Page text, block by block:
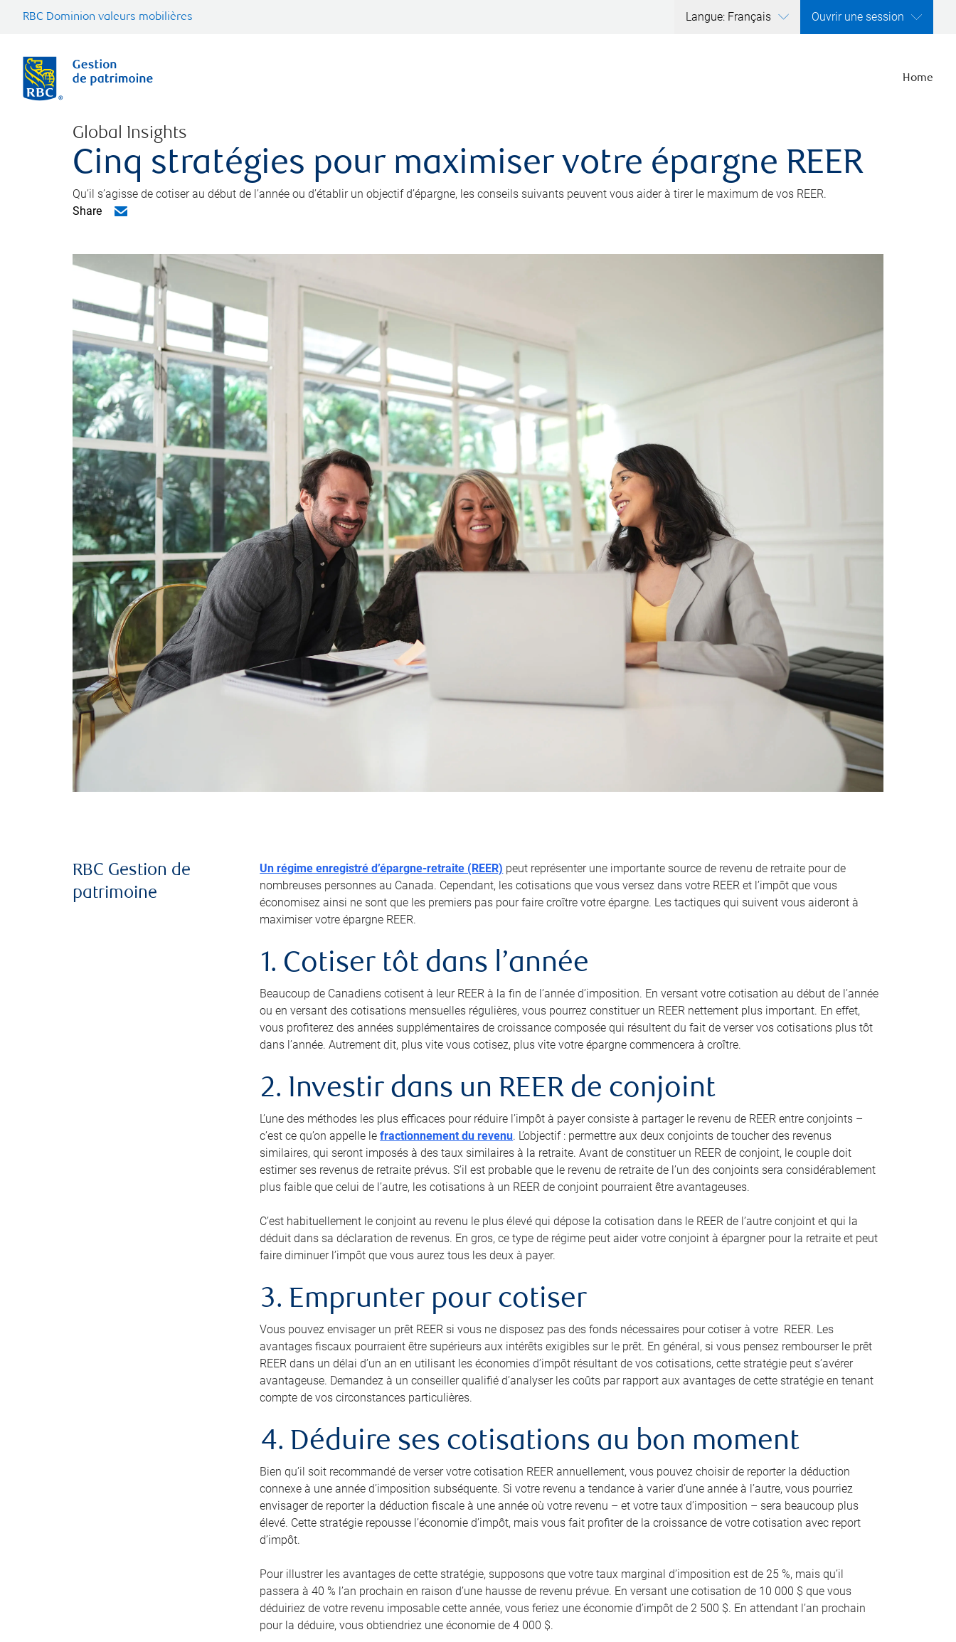
RBC Dominion valeurs mobilières Langue: Français Ouvrir une session
Home
Global Insights
Cinq stratégies pour maximiser votre épargne REER
Qu’il s’agisse de cotiser au début de l’année ou d’établir un objectif d’épargne, les conseils suivants peuvent vous aider à tirer le maximum de vos REER.
Share
RBC Gestion de
patrimoine
Un régime enregistré d’épargne-retraite (REER) peut représenter une importante source de revenu de retraite pour de
nombreuses personnes au Canada. Cependant, les cotisations que vous versez dans votre REER et l’impôt que vous
économisez ainsi ne sont que les premiers pas pour faire croître votre épargne. Les tactiques qui suivent vous aideront à
maximiser votre épargne REER.
1. Cotiser tôt dans l’année
Beaucoup de Canadiens cotisent à leur REER à la fin de l’année d’imposition. En versant votre cotisation au début de l’année
ou en versant des cotisations mensuelles régulières, vous pourrez constituer un REER nettement plus important. En effet,
vous profiterez des années supplémentaires de croissance composée qui résultent du fait de verser vos cotisations plus tôt
dans l’année. Autrement dit, plus vite vous cotisez, plus vite votre épargne commencera à croître.
2. Investir dans un REER de conjoint
L’une des méthodes les plus efficaces pour réduire l’impôt à payer consiste à partager le revenu de REER entre conjoints –
c’est ce qu’on appelle lefractionnement du revenu. L’objectif : permettre aux deux conjoints de toucher des revenus
similaires, qui seront imposés à des taux similaires à la retraite. Avant de constituer un REER de conjoint, le couple doit
estimer ses revenus de retraite prévus. S’il est probable que le revenu de retraite de l’un des conjoints sera considérablement
plus faible que celui de l’autre, les cotisations à un REER de conjoint pourraient être avantageuses.
C’est habituellement le conjoint au revenu le plus élevé qui dépose la cotisation dans le REER de l’autre conjoint et qui la
déduit dans sa déclaration de revenus. En gros, ce type de régime peut aider votre conjoint à épargner pour la retraite et peut
faire diminuer l’impôt que vous aurez tous les deux à payer.
3. Emprunter pour cotiser
Vous pouvez envisager un prêt REER si vous ne disposez pas des fonds nécessaires pour cotiser à votre REER. Les
avantages fiscaux pourraient être supérieurs aux intérêts exigibles sur le prêt. En général, si vous pensez rembourser le prêt
REER dans un délai d’un an en utilisant les économies d’impôt résultant de vos cotisations, cette stratégie peut s’avérer
avantageuse. Demandez à un conseiller qualifié d’analyser les coûts par rapport aux avantages de cette stratégie en tenant
compte de vos circonstances particulières.
4. Déduire ses cotisations au bon moment
Bien qu’il soit recommandé de verser votre cotisation REER annuellement, vous pouvez choisir de reporter la déduction
connexe à une année d’imposition subséquente. Si votre revenu a tendance à varier d’une année à l’autre, vous pourriez
envisager de reporter la déduction fiscale à une année où votre revenu – et votre taux d’imposition – sera beaucoup plus
élevé. Cette stratégie repousse l’économie d’impôt, mais vous fait profiter de la croissance de votre cotisation avec report
d’impôt.
Pour illustrer les avantages de cette stratégie, supposons que votre taux marginal d’imposition est de 25 %, mais qu’il
passera à 40 % l’an prochain en raison d’une hausse de revenu prévue. En versant une cotisation de 10 000 $ que vous
déduiriez de votre revenu imposable cette année, vous feriez une économie d’impôt de 2 500 $. En attendant l’an prochain
pour la déduire, vous obtiendriez une économie de 4 000 $.